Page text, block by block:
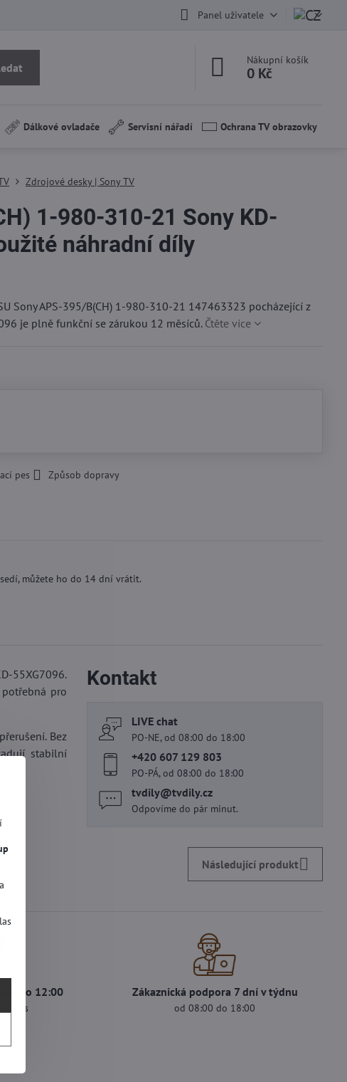
Panel uživatele
Nákupní košík
0 Kč
Dálkové ovladače Servisní nářadí Ochrana TV obrazovky
Zdrojové desky | Sony TV
1-980-310-21 Sony KD-
náhradní díly
Sony APS-395/B(CH) 1-980-310-21 147463323 pocházející z
je plně funkční se zárukou 12 měsíců.Čtěte více
pes Způsob dopravy
můžete ho do 14 dní vrátit.
55XG7096.
pro
Bez
stabilní
Kontakt
LIVE chat
PO-NE, od 08:00 do 18:00
+420 607 129 803
PO-PÁ, od 08:00 do 18:00
tvdily​@tvdily​.cz
Odpovíme do pár minut.
Následující produkt
do 12:00
dnes
Zákaznická podpora 7 dní v týdnu
od 08:00 do 18:00